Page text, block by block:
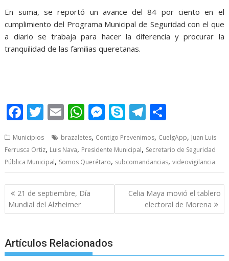
En suma, se reportó un avance del 84 por ciento en el
cumplimiento del Programa Municipal de Seguridad con el que
a diario se trabaja para hacer la diferencia y procurar la
tranquilidad de las familias queretanas.
F
e
b
o
o
k
T
itt
er
E
ai
l
W
at
s
A
p
p
M
ss
e
n
er
S
y
p
e
T
e
gr
a
m
ar
e
Municipios brazaletes, Contigo Prevenimos, CuelgApp, Juan Luis
Ferrusca Ortiz, Luis Nava, Presidente Municipal, Secretario de Seguridad
Pública Municipal, Somos Querétaro, subcomandancias,videovigilancia
Post
navigation
21 de septiembre, Día
Mundial del Alzheimer
Celia Maya movió el tablero
electoral de Morena
Artículos Relacionados